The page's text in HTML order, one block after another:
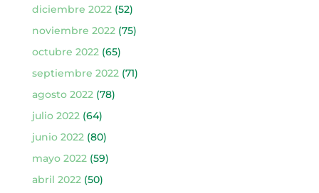
diciembre 2022 (52)
noviembre 2022 (75)
octubre 2022 (65)
septiembre 2022 (71)
agosto 2022 (78)
julio 2022 (64)
junio 2022 (80)
mayo 2022 (59)
abril 2022 (50)